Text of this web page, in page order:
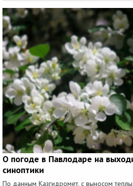
О погоде в Павлодаре на
синоптики
По данным Казгидромет, с выносом